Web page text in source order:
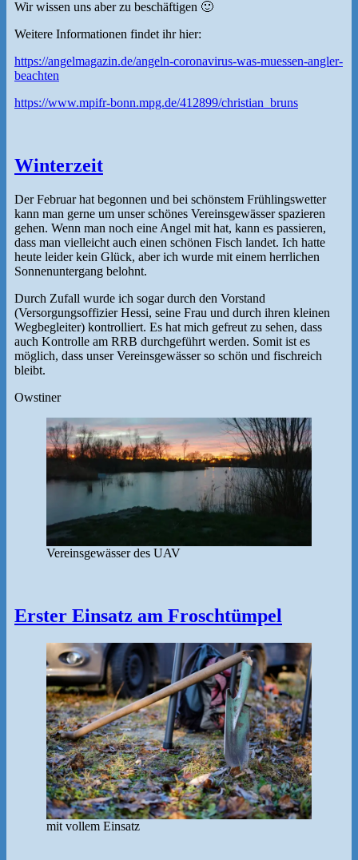
Wir wissen uns aber zu beschäftigen 🙂
Weitere Informationen findet ihr hier:
https://angelmagazin.de/angeln-coronavirus-was-muessen-angler-
beachten
https://www.mpifr-bonn.mpg.de/412899/christian_bruns
Winterzeit
Der Februar hat begonnen und bei schönstem Frühlingswetter
kann man gerne um unser schönes Vereinsgewässer spazieren
gehen. Wenn man noch eine Angel mit hat, kann es passieren,
dass man vielleicht auch einen schönen Fisch landet. Ich hatte
heute leider kein Glück, aber ich wurde mit einem herrlichen
Sonnenuntergang belohnt.
Durch Zufall wurde ich sogar durch den Vorstand
(Versorgungsoffizier Hessi, seine Frau und durch ihren kleinen
Wegbegleiter) kontrolliert. Es hat mich gefreut zu sehen, dass
auch Kontrolle am RRB durchgeführt werden. Somit ist es
möglich, dass unser Vereinsgewässer so schön und fischreich
bleibt.
Owstiner
Vereinsgewässer des UAV
Erster Einsatz am Froschtümpel
mit vollem Einsatz